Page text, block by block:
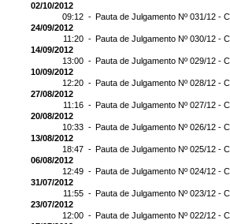
02/10/2012
09:12 - Pauta de Julgamento Nº 031/12 -
24/09/2012
11:20 - Pauta de Julgamento Nº 030/12 -
14/09/2012
13:00 - Pauta de Julgamento Nº 029/12 -
10/09/2012
12:20 - Pauta de Julgamento Nº 028/12 -
27/08/2012
11:16 - Pauta de Julgamento Nº 027/12 -
20/08/2012
10:33 - Pauta de Julgamento Nº 026/12 -
13/08/2012
18:47 - Pauta de Julgamento Nº 025/12 -
06/08/2012
12:49 - Pauta de Julgamento Nº 024/12 -
31/07/2012
11:55 - Pauta de Julgamento Nº 023/12 -
23/07/2012
12:00 - Pauta de Julgamento Nº 022/12 -